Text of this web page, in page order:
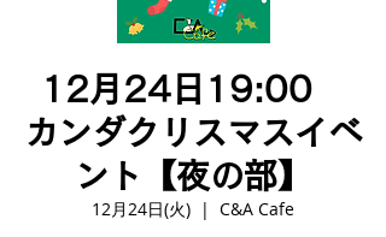
12月24日19:00
カンダクリスマスイベ
ント【夜の部】
12月24日(火)
  |
C&A Cafe